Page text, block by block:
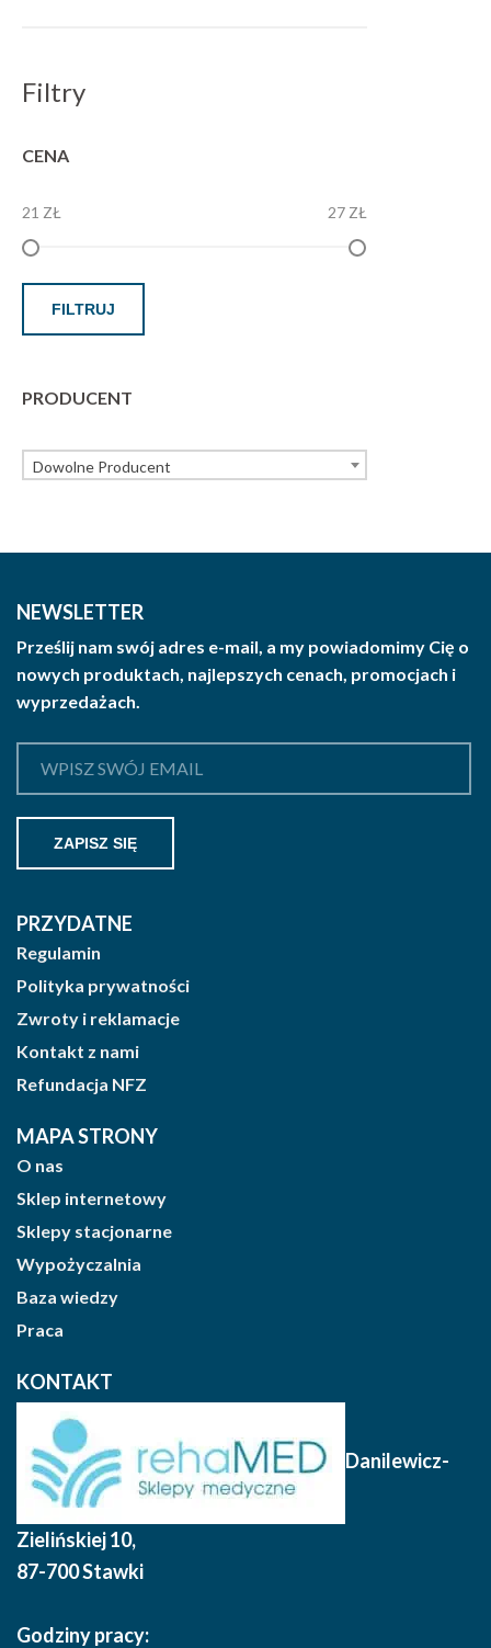
Filtry
CENA
21 ZŁ 27 ZŁ
FILTRUJ
PRODUCENT
Dowolne Producent
NEWSLETTER
Prześlij nam swój adres e-mail, a my powiadomimy Cię o
nowych produktach, najlepszych cenach, promocjach i
wyprzedażach.
PRZYDATNE
Regulamin
Polityka prywatności
Zwroty i reklamacje
Kontakt z nami
Refundacja NFZ
MAPA STRONY
O nas
Sklep internetowy
Sklepy stacjonarne
Wypożyczalnia
Baza wiedzy
Praca
KONTAKT
Danilewicz-
Zielińskiej 10,
87-700 Stawki
Godziny pracy: